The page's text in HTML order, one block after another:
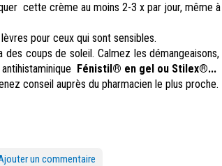
cette crème au moins 2-3 x par jour, même
pour ceux qui sont sensibles.
coups de soleil. Calmez les démangeaisons,
Fénistil® en gel ou Stilex®...
conseil auprès du pharmacien le plus proche.
un commentaire